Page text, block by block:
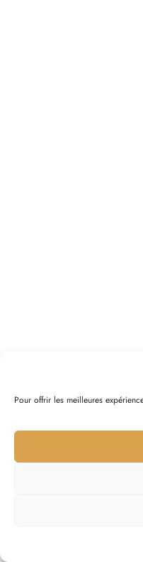
Pour offrir les meilleures